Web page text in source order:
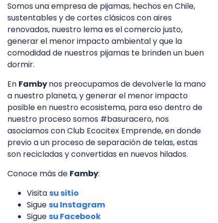
Somos una empresa de pijamas, hechos en Chile,
sustentables y de cortes clásicos con aires
renovados, nuestro lema es el comercio justo,
generar el menor impacto ambiental y que la
comodidad de nuestros pijamas te brinden un buen
dormir.
En Fambynos preocupamos de devolverle la mano
a nuestro planeta, y generar el menor impacto
posible en nuestro ecosistema, para eso dentro de
nuestro proceso somos #basuracero, nos
asociamos con Club Ecocitex Emprende, en donde
previo a un proceso de separación de telas, estas
son recicladas y convertidas en nuevos hilados.
Conoce más de Famby:
Visitasu sitio
Siguesu Instagram
Siguesu Facebook